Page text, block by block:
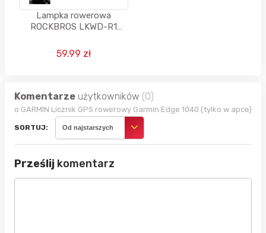
Lampka rowerowa
ROCKBROS LKWD-R1
59.99 zł
Komentarze użytkowników (0)
o GARMIN Licznik GPS rowerowy Garmin Edge 1040 (tylko w apce)
SORTUJ: Od najstarszych
Prześlij komentarz